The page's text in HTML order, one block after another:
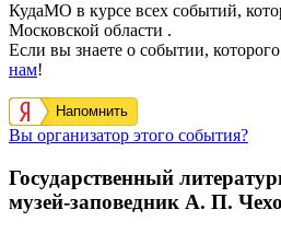
КудаМО в курсе всех событий,
Московской области .
Если вы знаете о событии,
нам!
Напомнить
Вы организатор этого события?
Государственный
музей-заповедник А. П.